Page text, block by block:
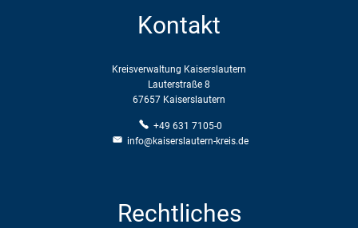
Kontakt
Kreisverwaltung Kaiserslautern
Lauterstraße 8
67657 Kaiserslautern
+49 631 7105-0
info@kaiserslautern-kreis.de
Rechtliches